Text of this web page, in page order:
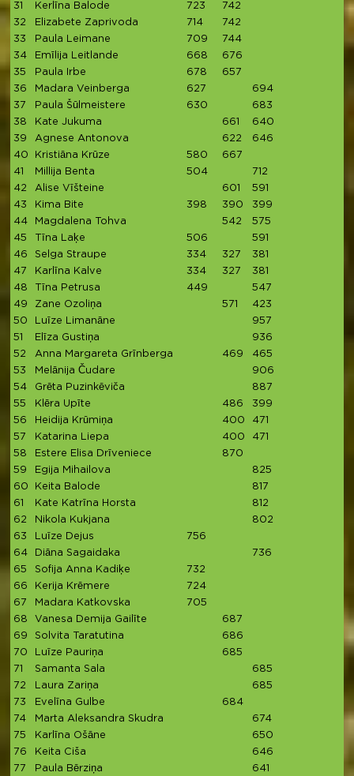
31
Kerlīna Balode 723 742
32
Elizabete Zaprivoda 714 742
33
Paula Leimane 709 744
34
Emīlija Leitlande 668 676
35
Paula Irbe 678 657
36
Madara Veinberga 627 694
37
Paula Šūlmeistere 630 683
38
Kate Jukuma 661 640
39
Agnese Antonova 622 646
40
Kristiāna Krūze 580 667
41
Millija Benta 504 712
42
Alise Vīšteine 601 591
43
Kima Bite 398 390 399
44
Magdalena Tohva 542 575
45
Tīna Laķe 506 591
46
Selga Straupe 334 327 381
47
Karlīna Kalve 334 327 381
48
Tīna Petrusa 449 547
49
Zane Ozoliņa 571 423
50
Luīze Limanāne 957
51
Elīza Gustiņa 936
52
Anna Margareta Grīnberga 469 465
53
Melānija Čudare 906
54
Grēta Puzinkēviča 887
55
Klēra Upīte 486 399
56
Heidija Krūmiņa 400 471
57
Katarina Liepa 400 471
58
Estere Elisa Drīveniece 870
59
Egija Mihailova 825
60
Keita Balode 817
61
Kate Katrīna Horsta 812
62
Nikola Kukjana 802
63
Luīze Dejus 756
64
Diāna Sagaidaka 736
65
Sofija Anna Kadiķe 732
66
Kerija Krēmere 724
67
Madara Katkovska 705
68
Vanesa Demija Gailīte 687
69
Solvita Taratutina 686
70
Luīze Pauriņa 685
71
Samanta Sala 685
72
Laura Zariņa 685
73
Evelīna Gulbe 684
74
Marta Aleksandra Skudra 674
75
Karlīna Ošāne 650
76
Keita Ciša 646
77
Paula Bērziņa 641